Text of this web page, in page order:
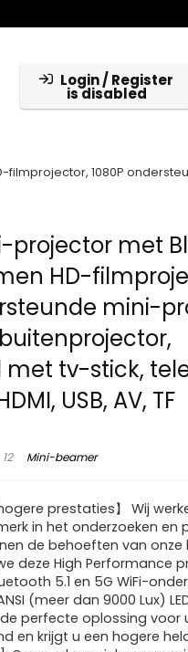
Login / Register
is disabled
filmprojector, 1080P
projector met
HD-
mini-
tv-stick,
USB, AV, TF
12 Mini-beamer
prestaties】 Wij
in het onderzoeken en
de behoeften van onze
deze High Performance
5.1 en 5G WiFi-
(meer dan 9000 Lux)
perfecte oplossing voor
en krijgt u een hogere